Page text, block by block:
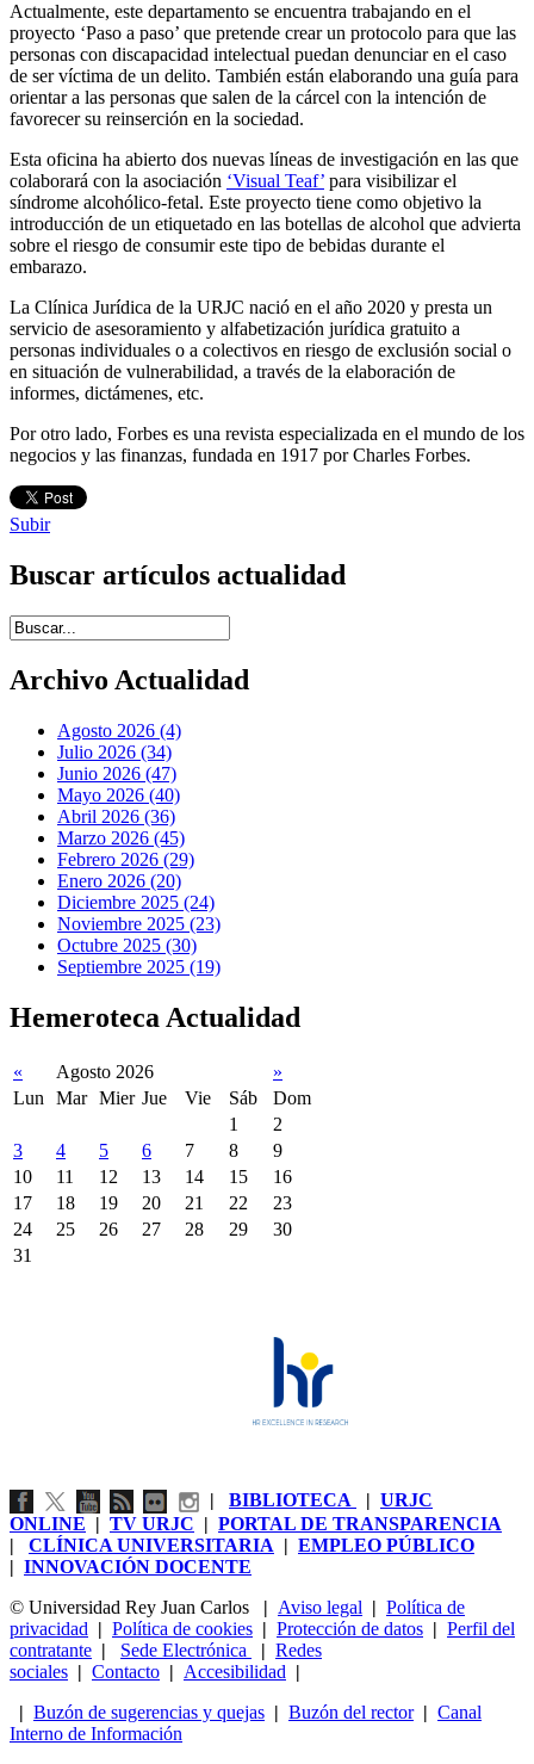
Actualmente, este departamento se encuentra trabajando en el
proyecto ‘Paso a paso’ que pretende crear un protocolo para que las
personas con discapacidad intelectual puedan denunciar en el caso
de ser víctima de un delito. También están elaborando una guía para
orientar a las personas que salen de la cárcel con la intención de
favorecer su reinserción en la sociedad.
Esta oficina ha abierto dos nuevas líneas de investigación en las que
colaborará con la asociación ‘Visual Teaf’ para visibilizar el
síndrome alcohólico-fetal. Este proyecto tiene como objetivo la
introducción de un etiquetado en las botellas de alcohol que advierta
sobre el riesgo de consumir este tipo de bebidas durante el
embarazo.
La Clínica Jurídica de la URJC nació en el año 2020 y presta un
servicio de asesoramiento y alfabetización jurídica gratuito a
personas individuales o a colectivos en riesgo de exclusión social o
en situación de vulnerabilidad, a través de la elaboración de
informes, dictámenes, etc.
Por otro lado, Forbes es una revista especializada en el mundo de los
negocios y las finanzas, fundada en 1917 por Charles Forbes.
Subir
Buscar artículos actualidad
Introduce términos de búsqueda
Archivo Actualidad
Agosto 2026 (4)
Julio 2026 (34)
Junio 2026 (47)
Mayo 2026 (40)
Abril 2026 (36)
Marzo 2026 (45)
Febrero 2026 (29)
Enero 2026 (20)
Diciembre 2025 (24)
Noviembre 2025 (23)
Octubre 2025 (30)
Septiembre 2025 (19)
Hemeroteca Actualidad
« Agosto 2026
»
Lun
Mar Mier Jue Vie Sáb
Dom
1
2
3
4 5 6 7 8
9
10
11 12 13 14 15
16
17
18 19 20 21 22
23
24
25 26 27 28 29
30
31
| BIBLIOTECA | URJC
ONLINE | TV URJC | PORTAL DE TRANSPARENCIA
| CLÍNICA UNIVERSITARIA | EMPLEO PÚBLICO
| INNOVACIÓN DOCENTE
© Universidad Rey Juan Carlos
| Aviso legal | Política de
privacidad | Política de cookies | Protección de datos | Perfil del
contratante | Sede Electrónica | Redes
sociales | Contacto | Accesibilidad |
| Buzón de sugerencias y quejas | Buzón del rector| Canal
Interno de Información